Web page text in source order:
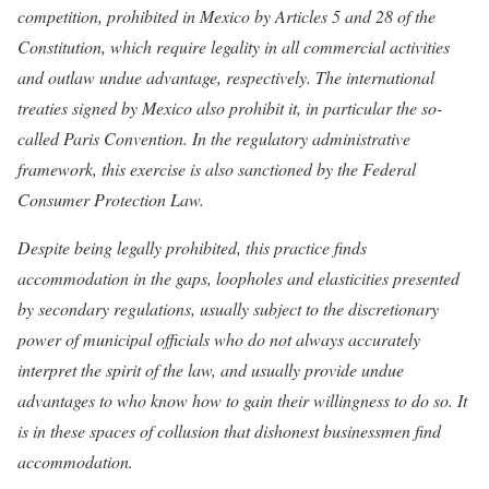
competition, prohibited in Mexico by Articles 5 and 28 of the
Constitution, which require legality in all commercial activities
and outlaw undue advantage, respectively. The international
treaties signed by Mexico also prohibit it, in particular the so-
called Paris Convention. In the regulatory administrative
framework, this exercise is also sanctioned by the Federal
Consumer Protection Law.
Despite being legally prohibited, this practice finds
accommodation in the gaps, loopholes and elasticities presented
by secondary regulations, usually subject to the discretionary
power of municipal officials who do not always accurately
interpret the spirit of the law, and usually provide undue
advantages to who know how to gain their willingness to do so. It
is in these spaces of collusion that dishonest businessmen find
accommodation.